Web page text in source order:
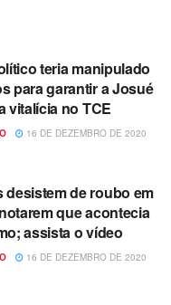
teria manipulado
para garantir a Josué
vitalícia no TCE
16 DE DEZEMBRO DE 2020
desistem de roubo em
que acontecia
assista o vídeo
16 DE DEZEMBRO DE 2020